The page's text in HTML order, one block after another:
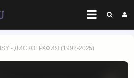
- ДИСКОГРАФИЯ (1992-2025)